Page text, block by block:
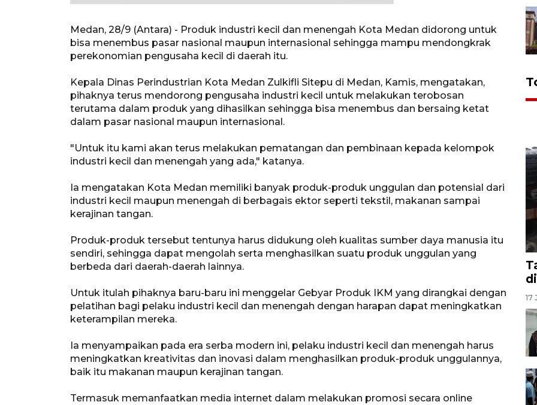
Medan, 28/9 (Antara) - Produk industri kecil dan menengah Kota Medan didorong untuk
bisa menembus pasar nasional maupun internasional sehingga mampu mendongkrak
perekonomian pengusaha kecil di daerah itu.
Kepala Dinas Perindustrian Kota Medan Zulkifli Sitepu di Medan, Kamis, mengatakan,
pihaknya terus mendorong pengusaha industri kecil untuk melakukan terobosan
terutama dalam produk yang dihasilkan sehingga bisa menembus dan bersaing ketat
dalam pasar nasional maupun internasional.
"Untuk itu kami akan terus melakukan pematangan dan pembinaan kepada kelompok
industri kecil dan menengah yang ada," katanya.
Ia mengatakan Kota Medan memiliki banyak produk-produk unggulan dan potensial dari
industri kecil maupun menengah di berbagais ektor seperti tekstil, makanan sampai
kerajinan tangan.
Produk-produk tersebut tentunya harus didukung oleh kualitas sumber daya manusia itu
sendiri, sehingga dapat mengolah serta menghasilkan suatu produk unggulan yang
berbeda dari daerah-daerah lainnya.
Untuk itulah pihaknya baru-baru ini menggelar Gebyar Produk IKM yang dirangkai dengan
pelatihan bagi pelaku industri kecil dan menengah dengan harapan dapat meningkatkan
keterampilan mereka.
Ia menyampaikan pada era serba modern ini, pelaku industri kecil dan menengah harus
meningkatkan kreativitas dan inovasi dalam menghasilkan produk-produk unggulannya,
baik itu makanan maupun kerajinan tangan.
Termasuk memanfaatkan media internet dalam melakukan promosi secara online
17